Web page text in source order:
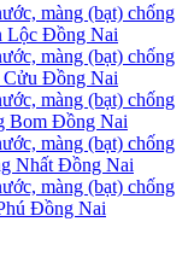
màng (bạt) chống
Lộc Đồng Nai
màng (bạt) chống
Cửu Đồng Nai
màng (bạt) chống
Bom Đồng Nai
màng (bạt) chống
Nhất Đồng Nai
màng (bạt) chống
Đồng Nai